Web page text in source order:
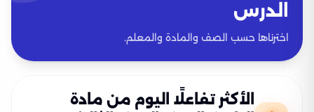
الدرس
اخترناها حسب الصف والمادة والمعلم.
الأكثر تفاعلًا اليوم من مادة